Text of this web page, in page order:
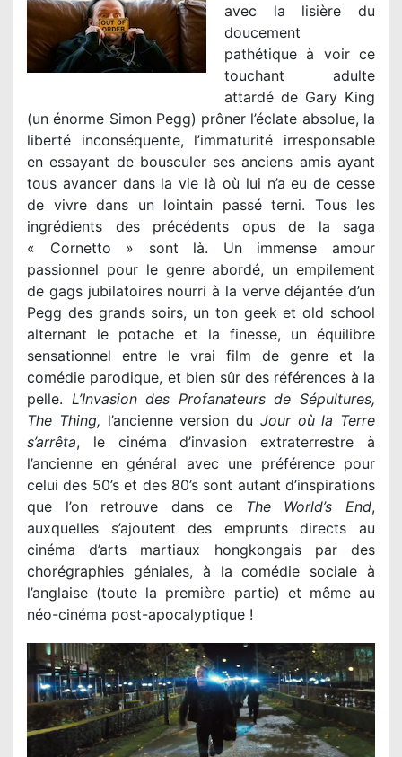
avec la lisière du
doucement
pathétique à voir ce
touchant adulte
attardé de Gary King
(un énorme Simon Pegg) prôner l’éclate absolue, la
liberté inconséquente, l’immaturité irresponsable
en essayant de bousculer ses anciens amis ayant
tous avancer dans la vie là où lui n’a eu de cesse
de vivre dans un lointain passé terni. Tous les
ingrédients des précédents opus de la saga
« Cornetto » sont là. Un immense amour
passionnel pour le genre abordé, un empilement
de gags jubilatoires nourri à la verve déjantée d’un
Pegg des grands soirs, un ton geek et old school
alternant le potache et la finesse, un équilibre
sensationnel entre le vrai film de genre et la
comédie parodique, et bien sûr des références à la
pelle. L’Invasion des Profanateurs de Sépultures,
The Thing, l’ancienne version du Jour où la Terre
s’arrêta, le cinéma d’invasion extraterrestre à
l’ancienne en général avec une préférence pour
celui des 50’s et des 80’s sont autant d’inspirations
que l’on retrouve dans ce The World’s End,
auxquelles s’ajoutent des emprunts directs au
cinéma d’arts martiaux hongkongais par des
chorégraphies géniales, à la comédie sociale à
l’anglaise (toute la première partie) et même au
néo-cinéma post-apocalyptique !